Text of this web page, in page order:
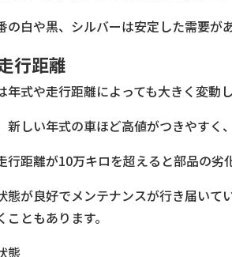
の白や黒、シルバーは安定した需要が
行距離
年式や走行距離によっても大きく変動し
新しい年式の車ほど高値がつきやすく
行距離が10万キロを超えると部品の劣
態が良好でメンテナンスが行き届いて
ともあります。
態